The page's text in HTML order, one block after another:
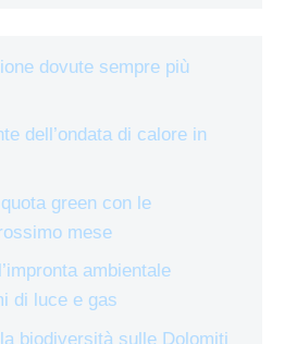
dovute sempre più
dell’ondata di calore in
green con le
mese
ambientale
di luce e gas
biodiversità sulle Dolomiti